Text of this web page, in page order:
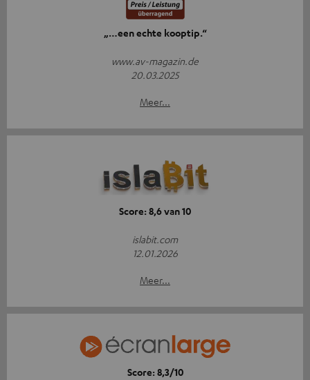
„…een echte kooptip.“
www.av-magazin.de
20.03.2025
Meer...
Score: 8,6 van 10
islabit.com
12.01.2026
Meer...
Score: 8,3/10